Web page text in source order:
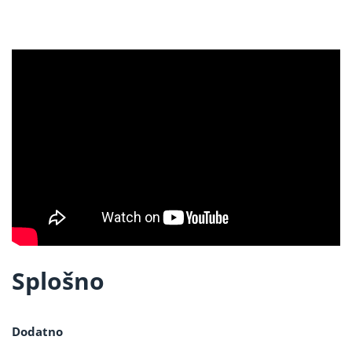
Splošno
Dodatno